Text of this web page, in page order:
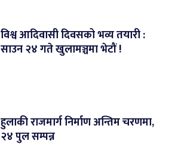
विश्व आदिवासी दिवसको भव्य तयारी :
साउन २४ गते खुलामञ्चमा भेटौं !
हुलाकी राजमार्ग निर्माण अन्तिम चरणमा,
२४ पुल सम्पन्न